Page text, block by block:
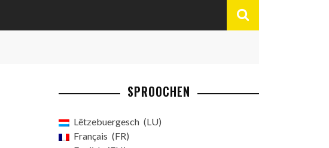
SPROOCHEN
Lëtzebuergesch
LU
Français
FR